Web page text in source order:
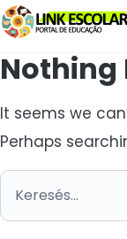
Link
Nothing
It seems we
Perhaps
Keresés: